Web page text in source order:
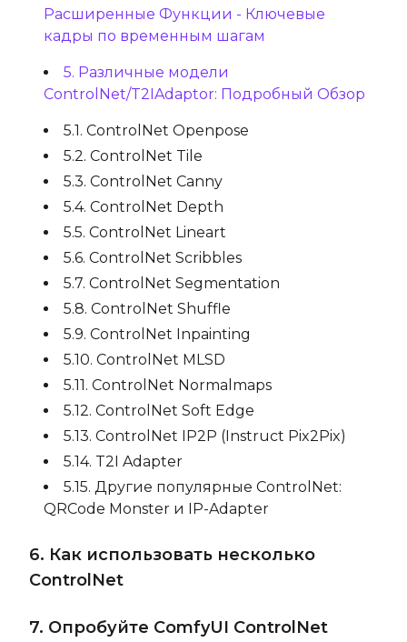
Расширенные Функции - Ключевые
кадры по временным шагам
5. Различные модели
ControlNet/T2IAdaptor: Подробный Обзор
5.1. ControlNet Openpose
5.2. ControlNet Tile
5.3. ControlNet Canny
5.4. ControlNet Depth
5.5. ControlNet Lineart
5.6. ControlNet Scribbles
5.7. ControlNet Segmentation
5.8. ControlNet Shuffle
5.9. ControlNet Inpainting
5.10. ControlNet MLSD
5.11. ControlNet Normalmaps
5.12. ControlNet Soft Edge
5.13. ControlNet IP2P (Instruct Pix2Pix)
5.14. T2I Adapter
5.15. Другие популярные ControlNet:
QRCode Monster и IP-Adapter
6. Как использовать несколько
ControlNet
7. Опробуйте ComfyUI ControlNet